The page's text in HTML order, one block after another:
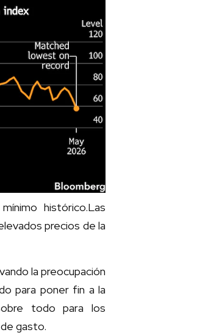
histórico.Las
precios de la
la preocupación
para poner fin a la
todo para los
gasto.